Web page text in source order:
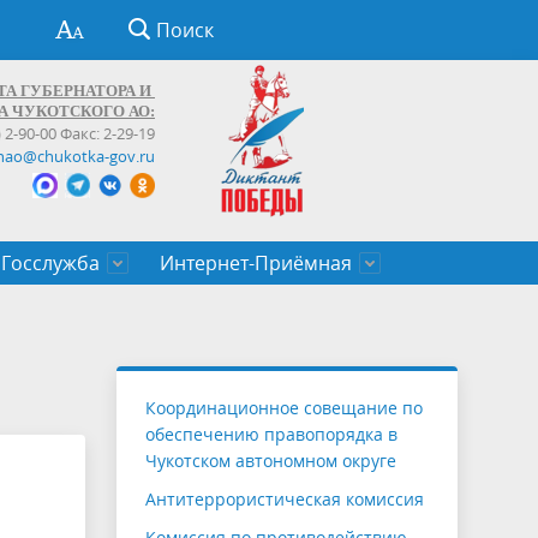
Поиск
ГУБЕРНАТОРА И
ЧУКОТСКОГО АО:
2-90-00 Факс: 2-29-19
gov.ru
Госслужба
служащих Чукотского автономного
Интернет-Приёмная
Координационное совещание по
обеспечению правопорядка в
Чукотском автономном округе
Антитеррористическая комиссия